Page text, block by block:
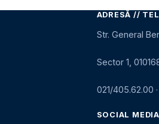
ADRESĂ //
Str. General
Sector 1,
021/405.62.00 ·
SOCIAL MEDIA